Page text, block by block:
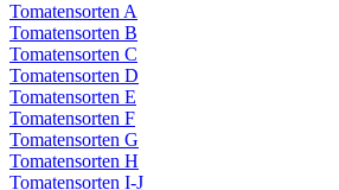
Tomatensorten A
Tomatensorten B
Tomatensorten C
Tomatensorten D
Tomatensorten E
Tomatensorten F
Tomatensorten G
Tomatensorten H
Tomatensorten I-J